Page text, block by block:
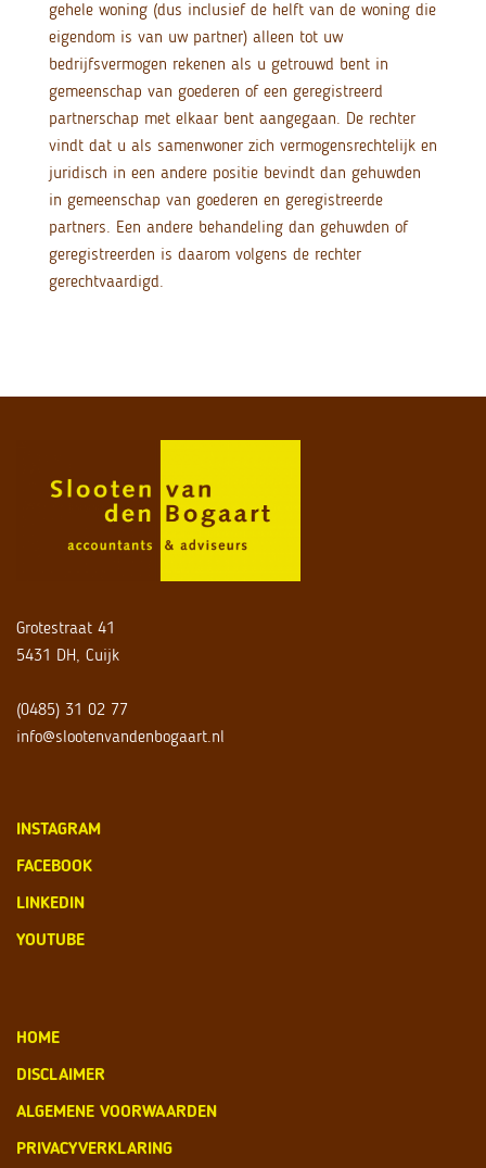
gehele woning (dus inclusief de helft van de woning die
eigendom is van uw partner) alleen tot uw
bedrijfsvermogen rekenen als u getrouwd bent in
gemeenschap van goederen of een geregistreerd
partnerschap met elkaar bent aangegaan. De rechter
vindt dat u als samenwoner zich vermogensrechtelijk en
juridisch in een andere positie bevindt dan gehuwden
in gemeenschap van goederen en geregistreerde
partners. Een andere behandeling dan gehuwden of
geregistreerden is daarom volgens de rechter
gerechtvaardigd.
Grotestraat 41
5431 DH, Cuijk
(0485) 31 02 77
info@slootenvandenbogaart.nl
INSTAGRAM
FACEBOOK
LINKEDIN
YOUTUBE
HOME
DISCLAIMER
ALGEMENE VOORWAARDEN
PRIVACYVERKLARING